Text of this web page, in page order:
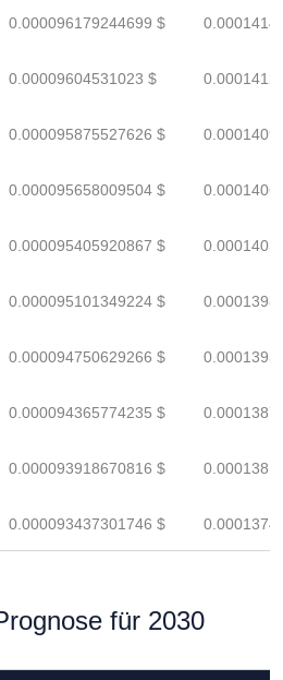
0.000096179244699 $
0.00009604531023 $
0.000095875527626 $
0.000095658009504 $
0.000095405920867 $
0.000095101349224 $
0.000094750629266 $
0.000094365774235 $
0.000093918670816 $
0.000093437301746 $
für 2030